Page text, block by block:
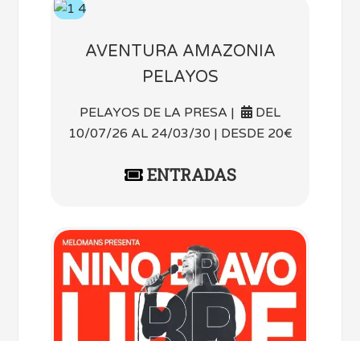
AVENTURA AMAZONIA
PELAYOS
PELAYOS DE LA PRESA |
DEL
10/07/26 AL 24/03/30 | DESDE 20€
ENTRADAS